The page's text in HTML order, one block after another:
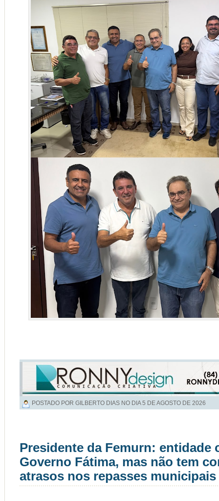
POSTADO POR GILBERTO DIAS NO DIA5 DE AGOSTO DE 2026
Presidente da Femurn: entidade
Governo Fátima, mas não tem
atrasos nos repasses municipais